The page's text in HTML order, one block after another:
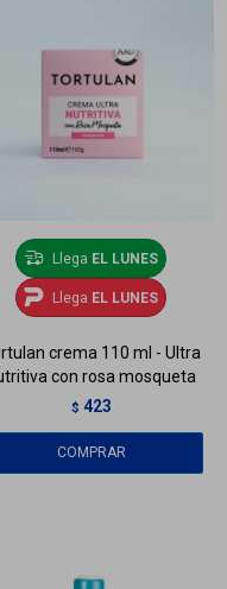
Llega EL LUNES
Llega EL LUNES
crema 110 ml - Ultra
con rosa mosqueta
$ 423